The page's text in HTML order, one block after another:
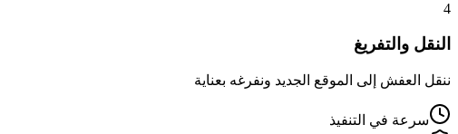
4
النقل والتفريغ
ننقل العفش إلى الموقع الجديد ونفرغه بعناية
سرعة في التنفيذ